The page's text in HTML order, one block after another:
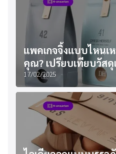
แพคเกจจิ้งแบบไหนเ
คุณ? เปรียบเทียบวัส
17/02/2025